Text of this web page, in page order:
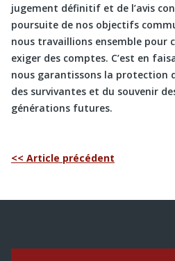
jugement définitif et de l’avis
poursuite de nos objectifs
nous travaillions ensemble pour
exiger des comptes. C’est en
nous garantissons la protection
des survivantes et du souvenir
générations futures.
<< Article précédent